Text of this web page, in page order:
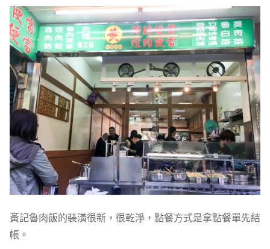
黃記魯肉飯的裝潢很新，很乾淨，點餐方式是拿點餐單先結
帳。